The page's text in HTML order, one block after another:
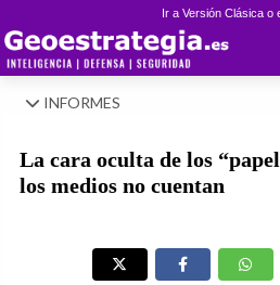
Ir a Versión Clásica o
INFORMES
La cara oculta de los
los medios no cuentan